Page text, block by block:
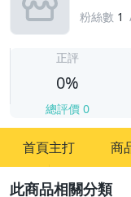
粉絲數 1
正評
0%
總評價 0
首頁主打 商